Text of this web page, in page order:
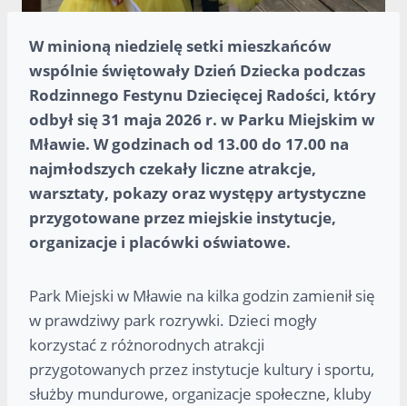
W minioną niedzielę setki mieszkańców
wspólnie świętowały Dzień Dziecka podczas
Rodzinnego Festynu Dziecięcej Radości, który
odbył się 31 maja 2026 r. w Parku Miejskim w
Mławie. W godzinach od 13.00 do 17.00 na
najmłodszych czekały liczne atrakcje,
warsztaty, pokazy oraz występy artystyczne
przygotowane przez miejskie instytucje,
organizacje i placówki oświatowe.
Park Miejski w Mławie na kilka godzin zamienił się
w prawdziwy park rozrywki. Dzieci mogły
korzystać z różnorodnych atrakcji
przygotowanych przez instytucje kultury i sportu,
służby mundurowe, organizacje społeczne, kluby